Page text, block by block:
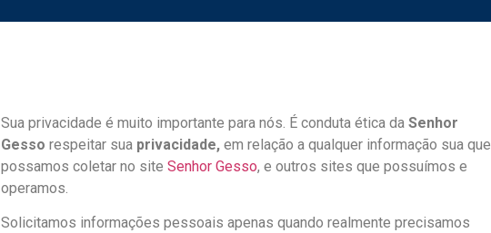
Sua privacidade é muito importante para nós. É conduta ética da Senhor
Gesso respeitar sua privacidade, em relação a qualquer informação sua que
possamos coletar no site Senhor Gesso, e outros sites que possuímos e
operamos.
Solicitamos informações pessoais apenas quando realmente precisamos